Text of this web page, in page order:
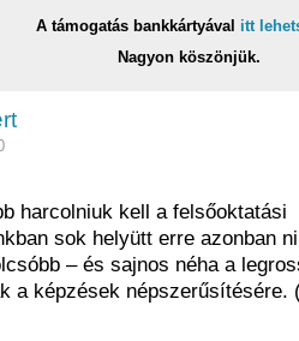
A támogatás bankkártyával itt
Nagyon köszönjük.
harcolniuk kell a felsőoktatási
sok helyütt erre azonban
– és sajnos néha a
a képzések népszerűsítésére.